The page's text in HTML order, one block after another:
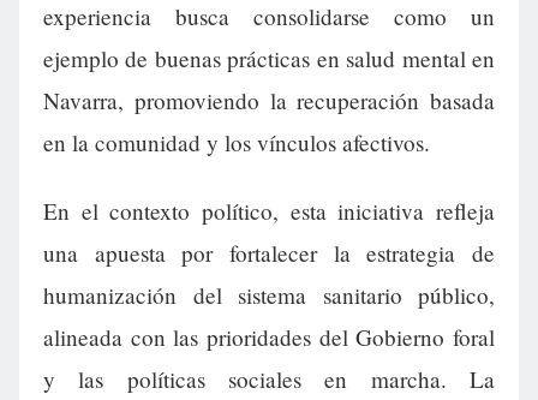
experiencia busca consolidarse como un
ejemplo de buenas prácticas en salud mental en
Navarra, promoviendo la recuperación basada
en la comunidad y los vínculos afectivos.
En el contexto político, esta iniciativa refleja
una apuesta por fortalecer la estrategia de
humanización del sistema sanitario público,
alineada con las prioridades del Gobierno foral
y las políticas sociales en marcha. La